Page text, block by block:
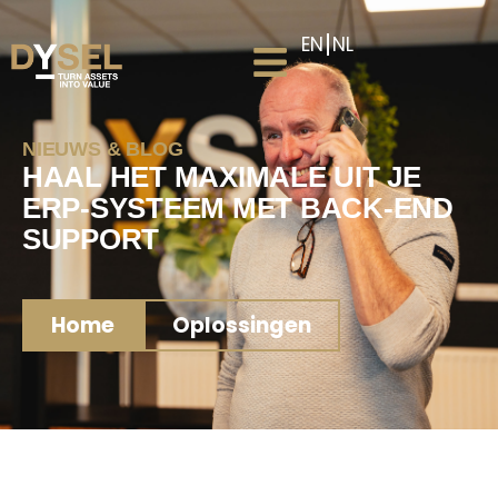
EN NL
NIEUWS & BLOG
HAAL HET MAXIMALE UIT JE
ERP-SYSTEEM MET BACK-END
SUPPORT
Home Oplossingen